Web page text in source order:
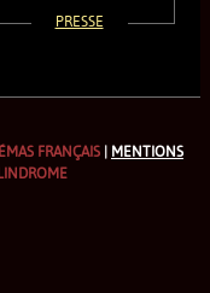
PRESSE
FRANÇAIS | MENTIONS